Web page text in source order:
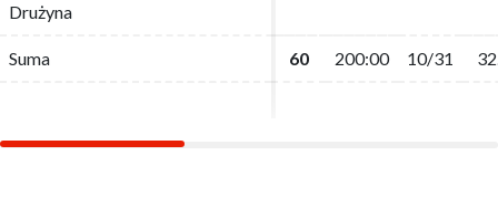
Drużyna
Suma 60 200:00 10/31
Drużyna
Suma 60 200:00 10/31